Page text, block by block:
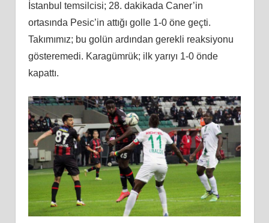
İstanbul temsilcisi; 28. dakikada Caner’in
ortasında Pesic’in attığı golle 1-0 öne geçti.
Takımımız; bu golün ardından gerekli reaksiyonu
gösteremedi. Karagümrük; ilk yarıyı 1-0 önde
kapattı.